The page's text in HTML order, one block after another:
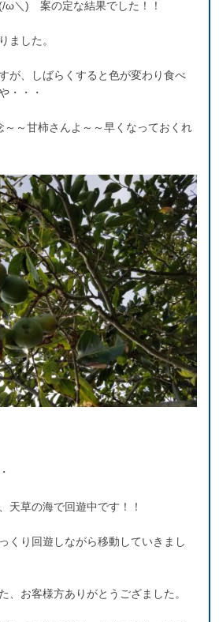
ω＼) 案の定な結果でした！！
ました。
が、しばらくすると色が変わり食べ
・・・
～甘柿さんよ～～早くなっておくれ
天草の海で回遊中です！！
くり回遊しながら移動していきまし
、お客様方ありがとうござました。